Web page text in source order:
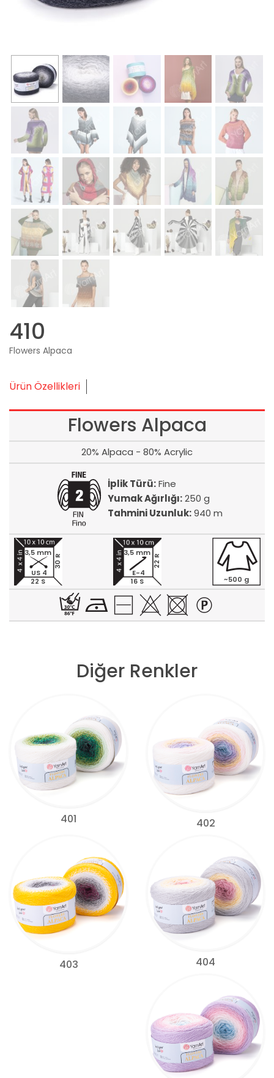
410
Flowers Alpaca
Ürün Özellikleri
Flowers Alpaca
20% Alpaca - 80% Acrylic
İplik Türü:Fine
Yumak Ağırlığı:250 g
Tahmini Uzunluk:940 m
22 S
30 R
3,5 mm
US 4
16 S
22 R
3,5 mm
E-4
~500 g
Diğer Renkler
401 402
403 404